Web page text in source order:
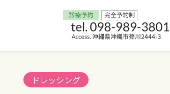
Categories:
ドレッシング
Home